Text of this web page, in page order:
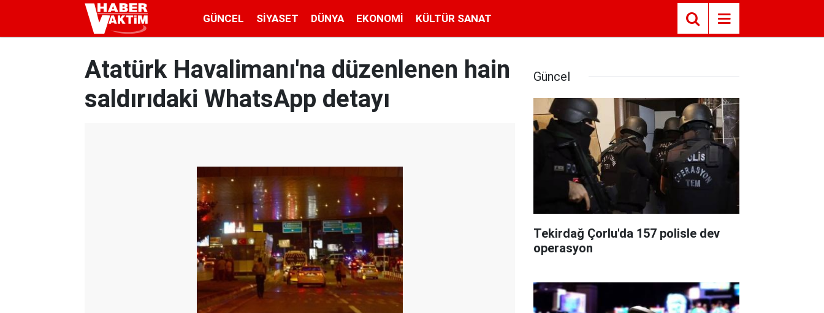
GÜNCEL SIYASET DÜNYA EKONOMI KÜLTÜR SANAT
Atatürk Havalimanı'na düzenlenen hain
saldırıdaki WhatsApp detayı
Güncel
Tekirdağ Çorlu'da 157 polisle dev
operasyon